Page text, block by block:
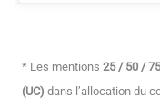
* Les mentions 25 / 50 / 75
(UC) dans l’allocation du